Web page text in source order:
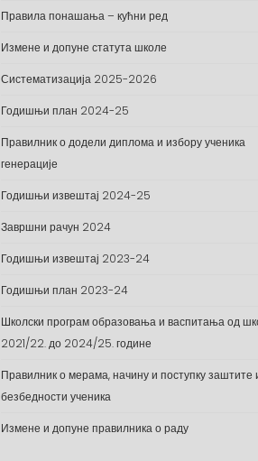
Правила понашања – кућни ред
Измене и допуне статута школе
Систематизација 2025-2026
Годишњи план 2024-25
Правилник о додели диплома и избору ученика
генерације
Годишњи извештај 2024-25
Завршни рачун 2024
Годишњи извештај 2023-24
Годишњи план 2023-24
Школски програм образовања и васпитања од
2021/22. до 2024/25. године
Правилник о мерама, начину и поступку заштите
безбедности ученика
Измене и допуне правилника о раду